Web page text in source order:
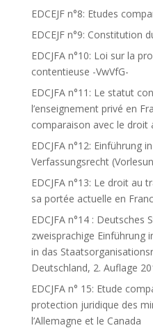
EDCEJF n°8: Etudes
EDCEJF n°9: Constitution
EDCJFA n°10: Loi sur la
contentieuse -VwVfG-
EDCJFA n°11: Le statut
l’enseignement privé en
comparaison avec le droit
EDCJFA n°12: Einführung
Verfassungsrecht
EDCJFA n°13: Le droit au
sa portée actuelle en
EDCJFA n°14 : Deutsches
zweisprachige Einführung
in das
Deutschland, 2. Auflage
EDCJFA n° 15: Etude
protection juridique des
l’Allemagne et le Canada